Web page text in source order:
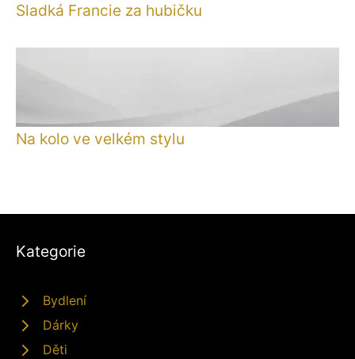
Sladká Francie za hubičku
Na kolo ve velkém stylu
Kategorie
Bydlení
Dárky
Děti